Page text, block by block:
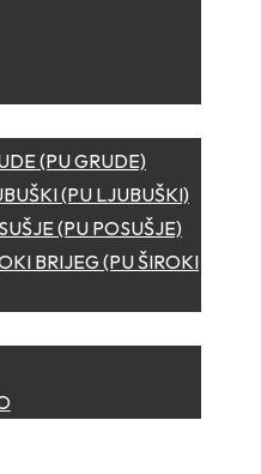
(PU GRUDE)
(PU LJUBUŠKI)
(PU POSUŠJE)
BRIJEG (PU ŠIROKI